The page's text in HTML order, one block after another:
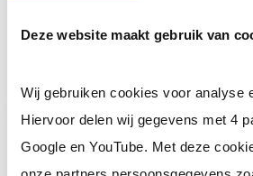
Deze website maakt gebruik van
Wij gebruiken cookies voor analyse
Hiervoor delen wij gegevens met 4
Google en YouTube. Met deze
Ik ben een
freelance of ZZP